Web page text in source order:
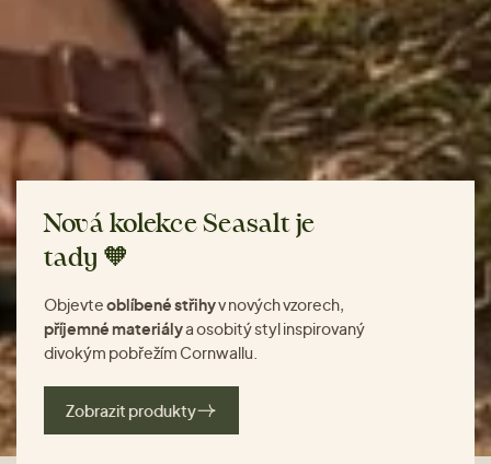
Nová kolekce Seasalt je
tady 🧡
Objevteoblíbené střihyv nových vzorech,
příjemné materiálya osobitý styl inspirovaný
divokým pobřežím Cornwallu.
Zobrazit produkty